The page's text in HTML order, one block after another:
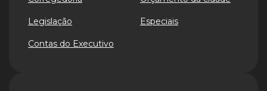
Legislação
Contas do Executivo
Especiais